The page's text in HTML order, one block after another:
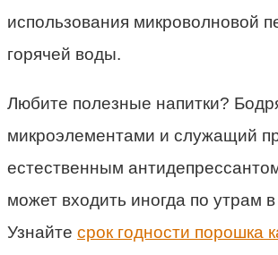
использования микроволновой
горячей воды.
Любите полезные напитки?
микроэлементами и служащий
естественным
может входить иногда по утрам
Узнайте срок годности порошка